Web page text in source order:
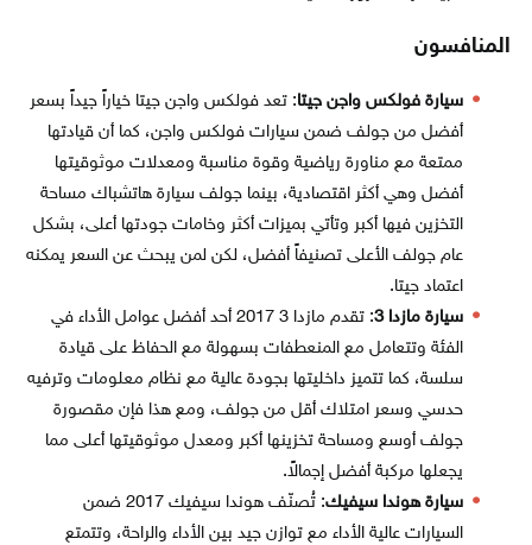
المنافسون
سيارة فولكس واجن جيتا: تعد فولكس واجن جيتا خياراً جيداً بسعر
أفضل من جولف ضمن سيارات فولكس واجن، كما أن قيادتها
ممتعة مع مناورة رياضية وقوة مناسبة ومعدلات موثوقيتها
أفضل وهي أكثر اقتصادية، بينما جولف سيارة هاتشباك مساحة
التخزين فيها أكبر وتأتي بميزات أكثر وخامات جودتها أعلى، بشكل
عام جولف الأعلى تصنيفاً أفضل، لكن لمن يبحث عن السعر يمكنه
اعتماد جيتا.
سيارة مازدا 3
: تقدم مازدا 3 2017 أحد أفضل عوامل الأداء في
الفئة وتتعامل مع المنعطفات بسهولة مع الحفاظ على قيادة
سلسة، كما تتميز داخليتها بجودة عالية مع نظام معلومات وترفيه
حدسي وسعر امتلاك أقل من جولف، ومع هذا فإن مقصورة
جولف أوسع ومساحة تخزينها أكبر ومعدل موثوقيتها أعلى مما
يجعلها مركبة أفضل إجمالاً.
سيارة هوندا سيفيك
: تُصنّف هوندا سيفيك 2017 ضمن
السيارات عالية الأداء مع توازن جيد بين الأداء والراحة، وتتمتع